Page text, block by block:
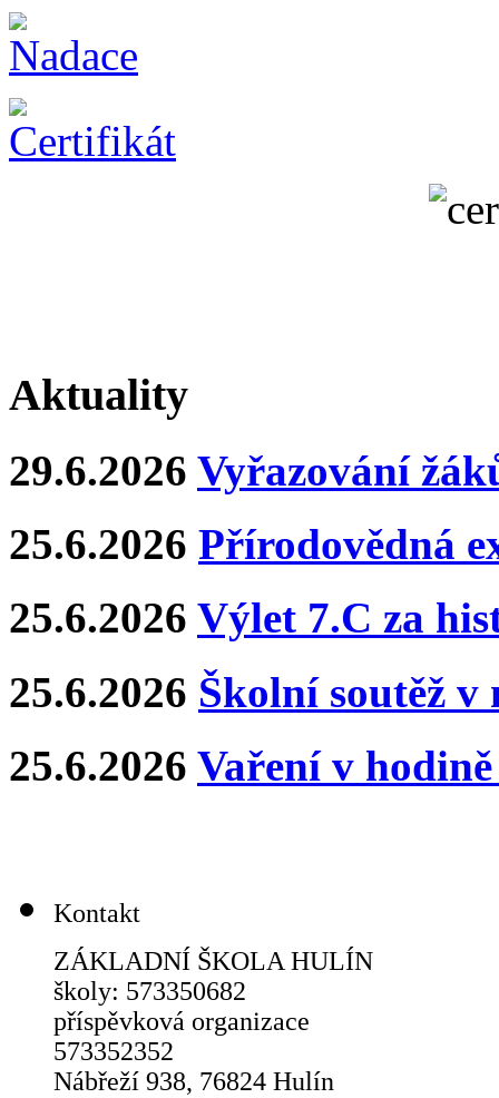
Aktuality
29.6.2026 Vyřazování
25.6.2026 Přírodovědná
25.6.2026 Výlet 7.C za
25.6.2026 Školní soutěž v
25.6.2026 Vaření v
Kontakt
ZÁKLADNÍ ŠKOLA
školy: 573350682
příspěvková
573352352
Nábřeží 938, 76824